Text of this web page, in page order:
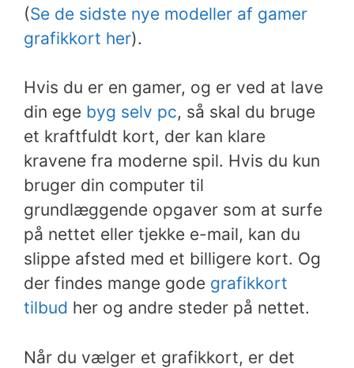
(Se de sidste nye modeller af gamer
grafikkort her).
Hvis du er en gamer, og er ved at lave
din ege byg selv pc, så skal du bruge
et kraftfuldt kort, der kan klare
kravene fra moderne spil. Hvis du kun
bruger din computer til
grundlæggende opgaver som at surfe
på nettet eller tjekke e-mail, kan du
slippe afsted med et billigere kort. Og
der findes mange gode grafikkort
tilbud her og andre steder på nettet.
Når du vælger et grafikkort, er det